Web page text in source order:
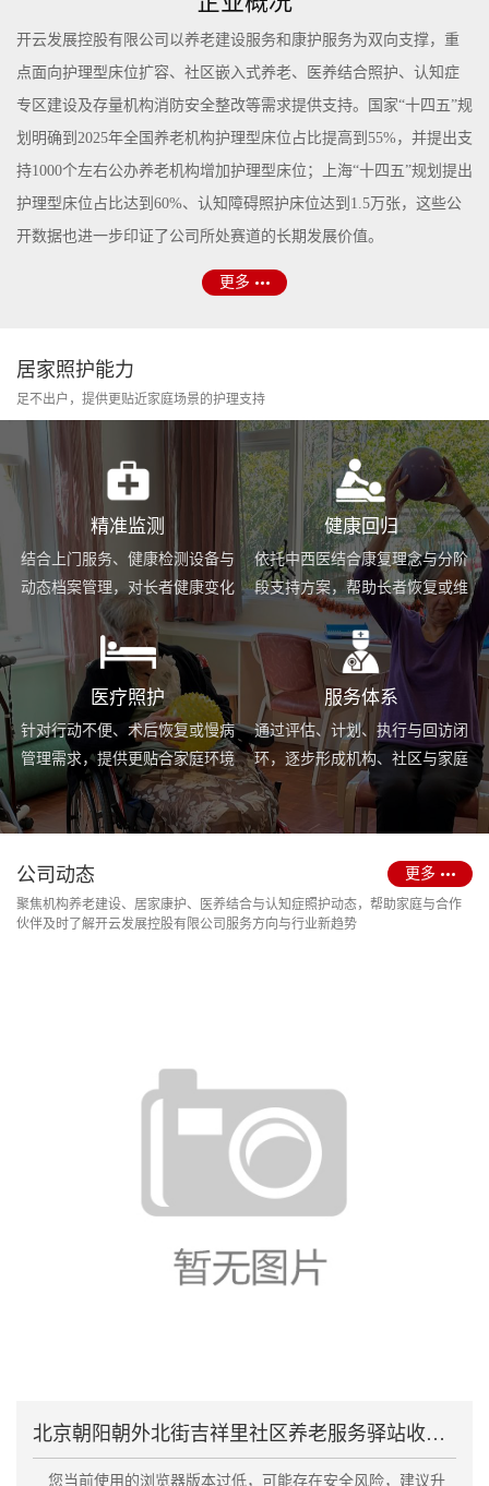
开云发展控股有限公司以养老建设服务和康护服务为双向支撑，重
点面向护理型床位扩容、社区嵌入式养老、医养结合照护、认知症
专区建设及存量机构消防安全整改等需求提供支持。国家“十四五”规
划明确到2025年全国养老机构护理型床位占比提高到55%，并提出支
持1000个左右公办养老机构增加护理型床位；上海“十四五”规划提出
护理型床位占比达到60%、认知障碍照护床位达到1.5万张，这些公
开数据也进一步印证了公司所处赛道的长期发展价值。
更多
居家照护能力
足不出户，提供更贴近家庭场景的护理支持
精准监测
结合上门服务、健康检测设备与
动态档案管理，对长者健康变化
进行持续跟踪与基础预警。
健康回归
依托中西医结合康复理念与分阶
段支持方案，帮助长者恢复或维
持身体功能，提升生活便利度。
医疗照护
针对行动不便、术后恢复或慢病
管理需求，提供更贴合家庭环境
的护理服务与用药协助支持。
服务体系
通过评估、计划、执行与回访闭
环，逐步形成机构、社区与家庭
场景协同的长期照护支持体系。
公司动态
聚焦机构养老建设、居家康护、医养结合与认知症照护动态，帮助家庭与合作
伙伴及时了解开云发展控股有限公司服务方向与行业新趋势
更多
北京朝阳朝外北街吉祥里社区养老服务驿站收外地老人房
您当前使用的浏览器版本过低，可能存在安全风险，建议升